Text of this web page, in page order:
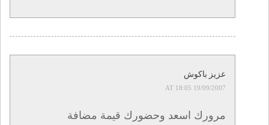
عزيز باكوش
19/09/2007 AT 18:05
مرورك اسعد وحضورك قيمة مضافة